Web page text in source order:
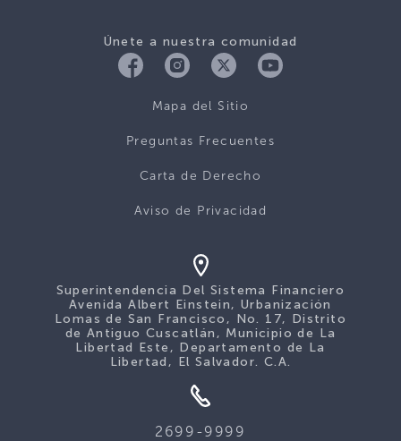
Únete a nuestra comunidad
Mapa del Sitio
Preguntas Frecuentes
Carta de Derecho
Aviso de Privacidad
Superintendencia Del Sistema Financiero
Avenida Albert Einstein, Urbanización
Lomas de San Francisco, No. 17, Distrito
de Antiguo Cuscatlán, Municipio de La
Libertad Este, Departamento de La
Libertad, El Salvador. C.A.
2699-9999